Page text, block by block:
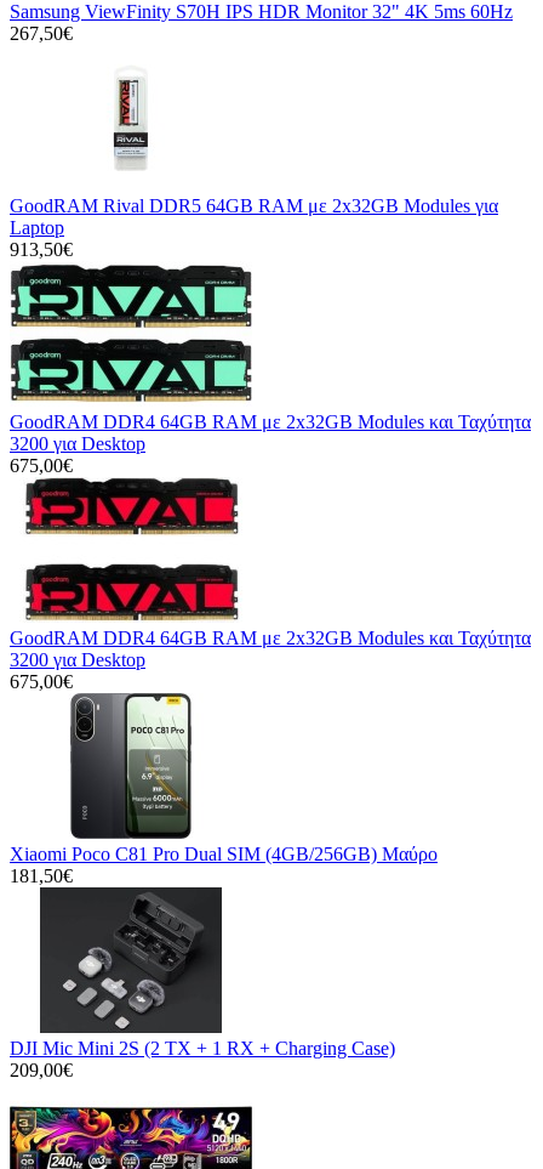
Samsung ViewFinity S70H IPS HDR Monitor 32" 4K 5ms 60Hz
267,50€
GoodRAM Rival DDR5 64GB RAM με 2x32GB Modules για
Laptop
913,50€
GoodRAM DDR4 64GB RAM με 2x32GB Modules και Ταχύτητα
3200 για Desktop
675,00€
GoodRAM DDR4 64GB RAM με 2x32GB Modules και Ταχύτητα
3200 για Desktop
675,00€
Xiaomi Poco C81 Pro Dual SIM (4GB/256GB) Μαύρο
181,50€
DJI Mic Mini 2S (2 TX + 1 RX + Charging Case)
209,00€